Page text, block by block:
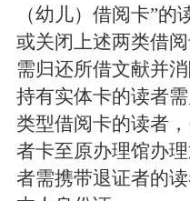
（幼儿）借阅卡”
或关闭上述两类借
需归还所借文献并
持有实体卡的读者
类型借阅卡的读者
者卡至原办理馆办
者需携带退证者的